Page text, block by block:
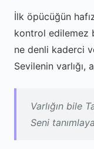
İlk öpücüğün
kontrol edilemez
ne denli kaderci
Sevilenin varlığı,
Varlığın bile
Seni